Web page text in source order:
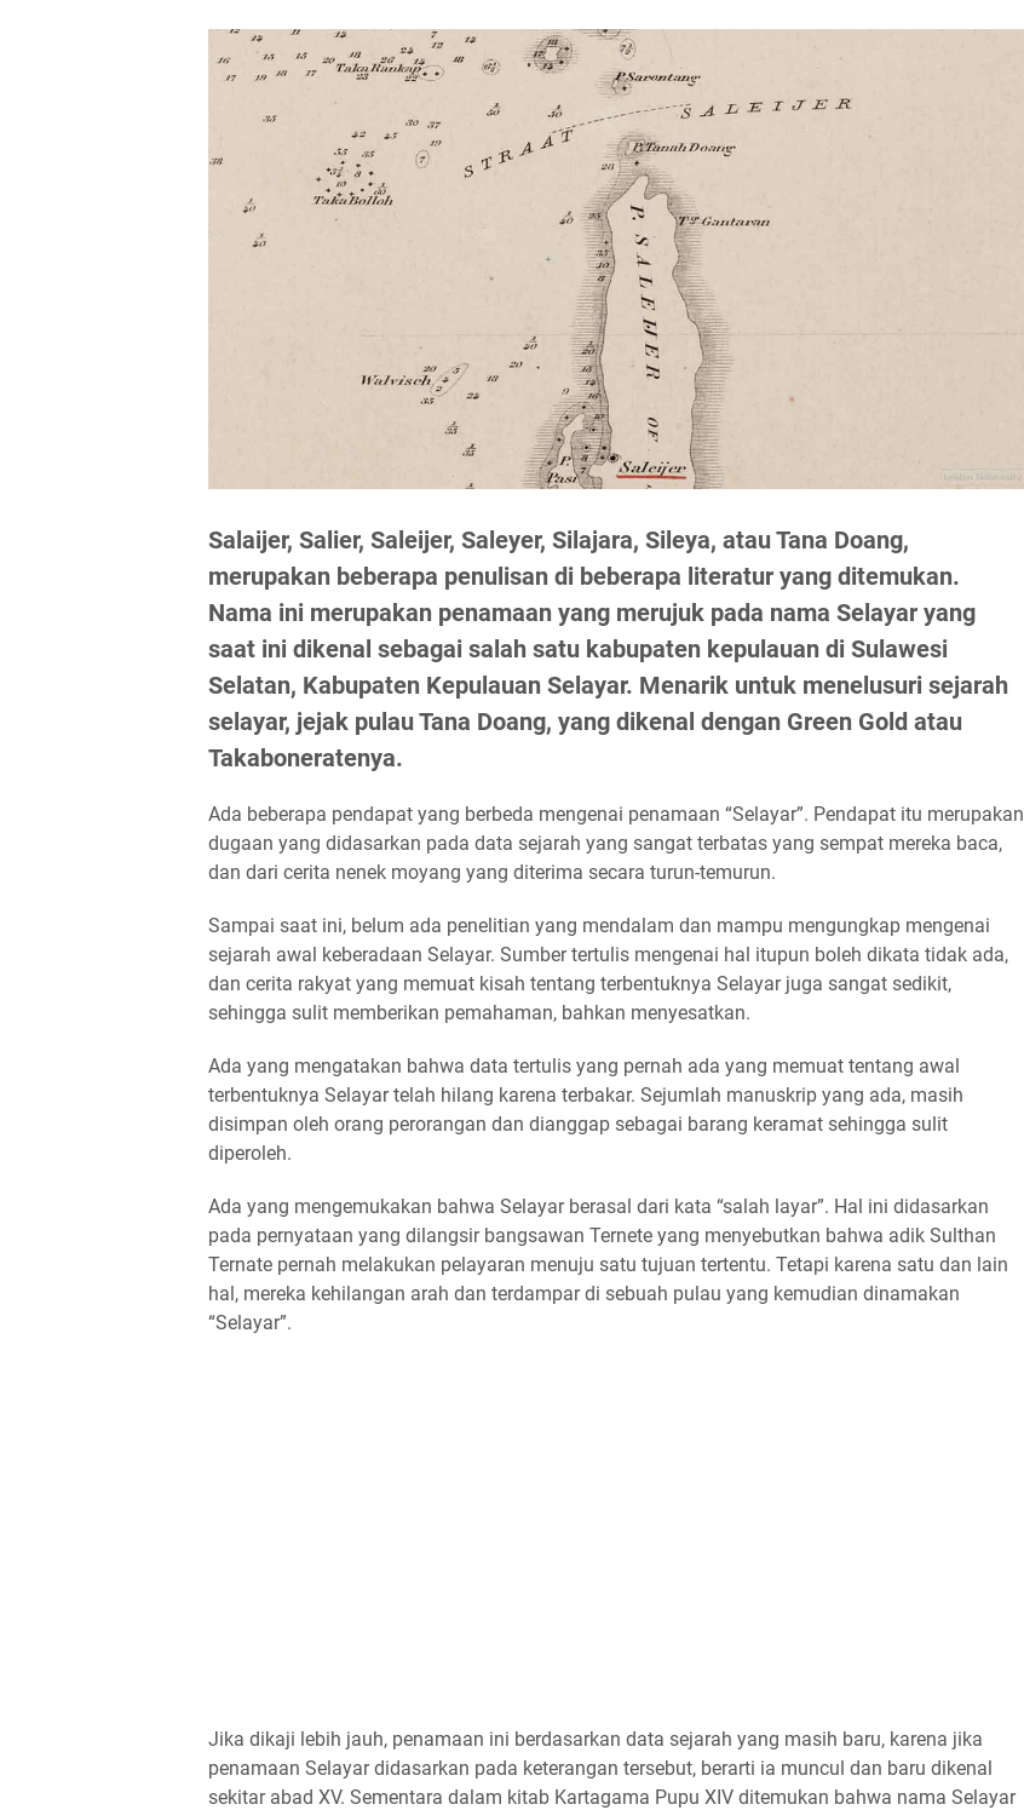
Salaijer, Salier, Saleijer, Saleyer, Silajara, Sileya, atau Tana Doang,
merupakan beberapa penulisan di beberapa literatur yang ditemukan.
Nama ini merupakan penamaan yang merujuk pada nama Selayar yang
saat ini dikenal sebagai salah satu kabupaten kepulauan di Sulawesi
Selatan, Kabupaten Kepulauan Selayar. Menarik untuk menelusuri sejarah
selayar, jejak pulau Tana Doang, yang dikenal dengan Green Gold atau
Takaboneratenya.
Ada beberapa pendapat yang berbeda mengenai penamaan “Selayar”. Pendapat itu merupakan
dugaan yang didasarkan pada data sejarah yang sangat terbatas yang sempat mereka baca,
dan dari cerita nenek moyang yang diterima secara turun-temurun.
Sampai saat ini, belum ada penelitian yang mendalam dan mampu mengungkap mengenai
sejarah awal keberadaan Selayar. Sumber tertulis mengenai hal itupun boleh dikata tidak ada,
dan cerita rakyat yang memuat kisah tentang terbentuknya Selayar juga sangat sedikit,
sehingga sulit memberikan pemahaman, bahkan menyesatkan.
Ada yang mengatakan bahwa data tertulis yang pernah ada yang memuat tentang awal
terbentuknya Selayar telah hilang karena terbakar. Sejumlah manuskrip yang ada, masih
disimpan oleh orang perorangan dan dianggap sebagai barang keramat sehingga sulit
diperoleh.
Ada yang mengemukakan bahwa Selayar berasal dari kata “salah layar”. Hal ini didasarkan
pada pernyataan yang dilangsir bangsawan Ternete yang menyebutkan bahwa adik Sulthan
Ternate pernah melakukan pelayaran menuju satu tujuan tertentu. Tetapi karena satu dan lain
hal, mereka kehilangan arah dan terdampar di sebuah pulau yang kemudian dinamakan
“Selayar”.
Jika dikaji lebih jauh, penamaan ini berdasarkan data sejarah yang masih baru, karena jika
penamaan Selayar didasarkan pada keterangan tersebut, berarti ia muncul dan baru dikenal
sekitar abad XV. Sementara dalam kitab Kartagama Pupu XIV ditemukan bahwa nama Selayar